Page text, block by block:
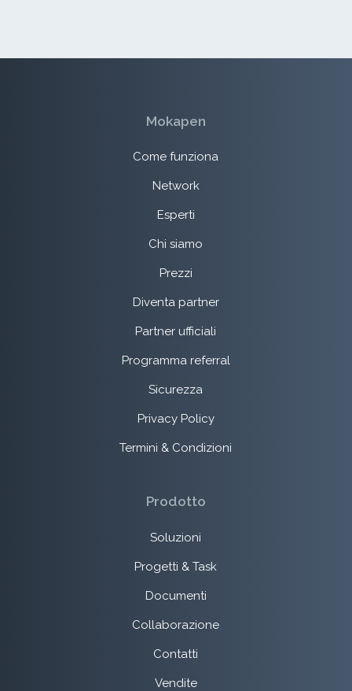
Mokapen
Come funziona
Network
Esperti
Chi siamo
Prezzi
Diventa partner
Partner ufficiali
Programma referral
Sicurezza
Privacy Policy
Termini & Condizioni
Prodotto
Soluzioni
Progetti & Task
Documenti
Collaborazione
Contatti
Vendite